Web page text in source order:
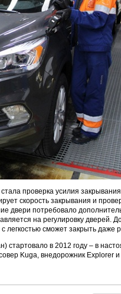
проверка усилия
скорость закрывания и
двери потребовало
на регулировку дверей.
легкостью сможет закрыть даже
стартовало в 2012 году – в
Kuga, внедорожник Explorer